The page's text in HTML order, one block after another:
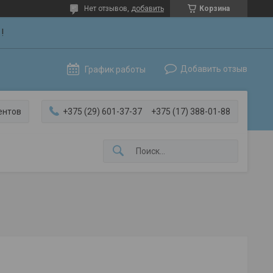
Корзина
Нет отзывов, добавить
График работы Добавить отзыв
+375 (29) 601-37-37 +375 (17) 388-01-88